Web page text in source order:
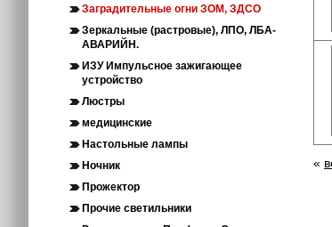
Заградительные огни ЗОМ, ЗДСО
Зеркальные (растровые), ЛПО, ЛБА-
АВАРИЙН.
ИЗУ Импульсное зажигающее
устройство
Люстры
медицинские
Настольные лампы
Ночник
Прожектор
Прочие светильники
«